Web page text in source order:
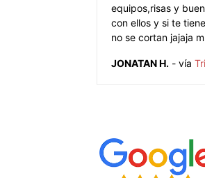
equipos,risas y
con ellos y si te
no se cortan jajaja
JONATAN H. - vía